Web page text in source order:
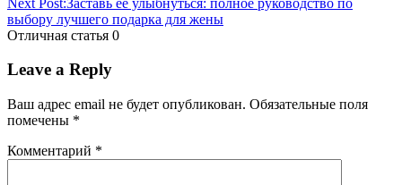
выбору лучшего подарка для жены
Отличная статья 0
Leave a Reply
Ваш адрес email не будет опубликован. Обязательные поля
помечены *
Комментарий *